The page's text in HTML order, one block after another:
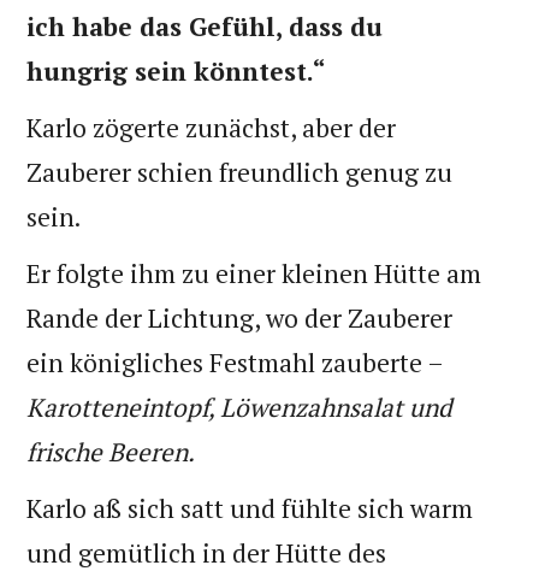
ich habe das Gefühl, dass du
hungrig sein könntest.“
Karlo zögerte zunächst, aber der
Zauberer schien freundlich genug zu
sein.
Er folgte ihm zu einer kleinen Hütte am
Rande der Lichtung, wo der Zauberer
ein königliches Festmahl zauberte –
Karotteneintopf, Löwenzahnsalat und
frische Beeren.
Karlo aß sich satt und fühlte sich warm
und gemütlich in der Hütte des